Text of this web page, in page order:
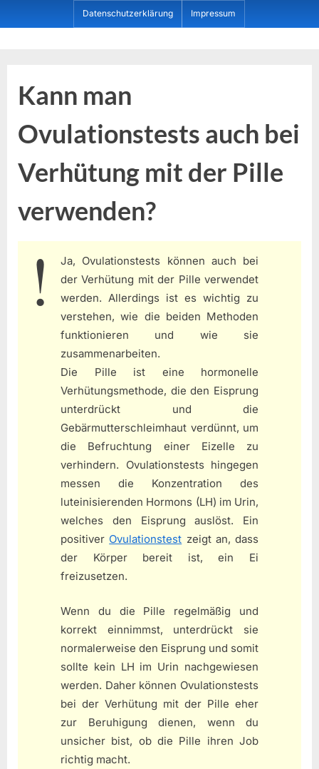
to
Datenschutzerklärung Impressum
Kann man
Ovulationstests auch bei
Verhütung mit der Pille
verwenden?
Ja, Ovulationstests können auch bei
der Verhütung mit der Pille verwendet
werden. Allerdings ist es wichtig zu
verstehen, wie die beiden Methoden
funktionieren und wie sie
zusammenarbeiten.
Die Pille ist eine hormonelle
Verhütungsmethode, die den Eisprung
unterdrückt und die
Gebärmutterschleimhaut verdünnt, um
die Befruchtung einer Eizelle zu
verhindern. Ovulationstests hingegen
messen die Konzentration des
luteinisierenden Hormons (LH) im Urin,
welches den Eisprung auslöst. Ein
positiver Ovulationstest zeigt an, dass
der Körper bereit ist, ein Ei
freizusetzen.
Wenn du die Pille regelmäßig und
korrekt einnimmst, unterdrückt sie
normalerweise den Eisprung und somit
sollte kein LH im Urin nachgewiesen
werden. Daher können Ovulationstests
bei der Verhütung mit der Pille eher
zur Beruhigung dienen, wenn du
unsicher bist, ob die Pille ihren Job
richtig macht.